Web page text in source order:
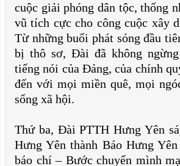
cuộc giải phóng dân tộc, thống
vũ tích cực cho công cuộc xây
Từ những buổi phát sóng đầu
bị thô sơ, Đài đã không
tiếng nói của Đảng, của chính
đến với mọi miền quê, mọi
sống xã hội.
Thứ ba, Đài PTTH Hưng Yên
Hưng Yên thành Báo Hưng
báo chí – Bước chuyển mình